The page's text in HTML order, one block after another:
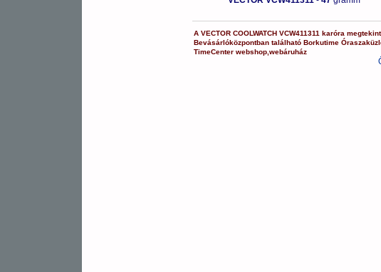
A VECTOR COOLWATCH VCW411311 karóra
Bevásárlóközpontbantalálható Borkutime
TimeCenter webshop, webáruház